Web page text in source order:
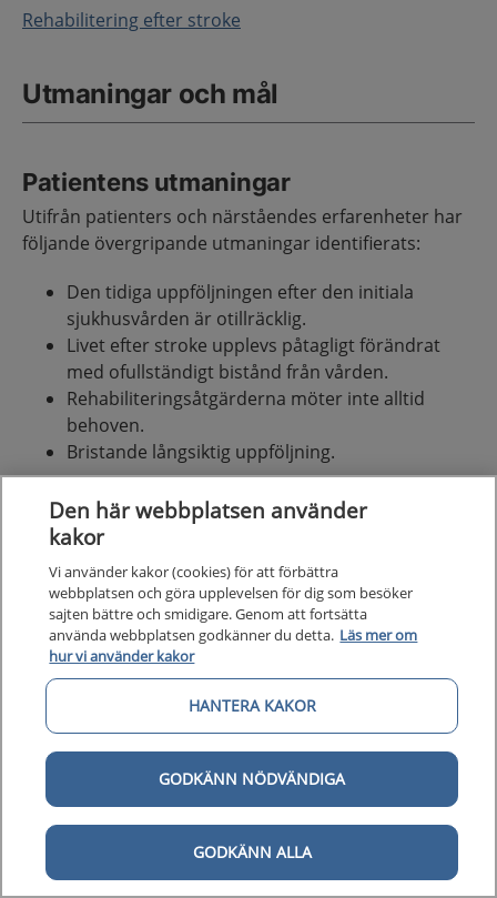
Rehabilitering efter stroke
Utmaningar och mål
Patientens utmaningar
Utifrån patienters och närståendes erfarenheter har
följande övergripande utmaningar identifierats:
Den tidiga uppföljningen efter den initiala
sjukhusvården är otillräcklig.
Livet efter stroke upplevs påtagligt förändrat
med ofullständigt bistånd från vården.
Rehabiliteringsåtgärderna möter inte alltid
behoven.
Bristande långsiktig uppföljning.
Nulägesbeskrivning av patienters
erfarenheter
Bilden nedan är en grafisk presentation av i nuläget
vanligt förekommande erfarenheter av hälso- och
sjukvården hos personer med stroke eller TIA.
I kolumn 1 beskrivs identifierade positiva och
negativa patientupplevelser.
I kolumn 2 anges för patienten vanligt
förekommande aktiviteter och åtgärder.
förekommande aktiviteter och åtgärder.
I kolumn 4 beskrivs huvudsakliga utmaningar
Den här webbplatsen använder
kakor
Vi använder kakor (cookies) för att förbättra
webbplatsen och göra upplevelsen för dig som besöker
sajten bättre och smidigare. Genom att fortsätta
använda webbplatsen godkänner du detta. Läs mer om
hur vi använder kakor
HANTERA KAKOR
GODKÄNN NÖDVÄNDIGA
GODKÄNN ALLA